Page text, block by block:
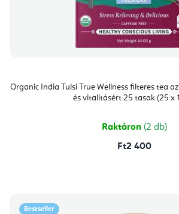
Organic India Tulsi True Wellness filteres tea
és vitalitásért 25 tasak (25 x
Raktáron (2 db)
Ft2 400
Bestseller